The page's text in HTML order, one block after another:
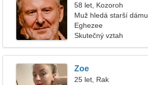
58 let, Kozoroh
Muž hledá starší dámu
Eghezee
Skutečný vztah
Zoe
25 let, Rak